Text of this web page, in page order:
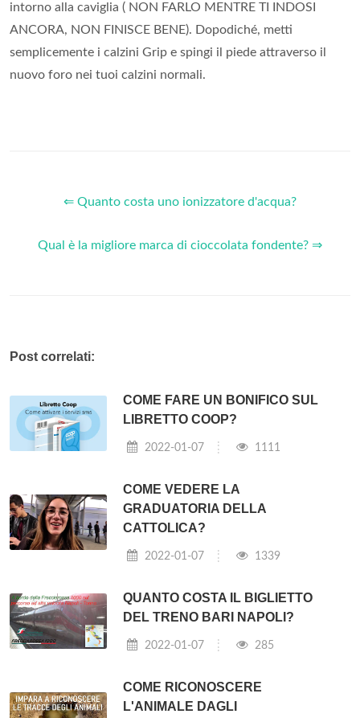
intorno alla caviglia ( NON FARLO MENTRE TI INDOSI
ANCORA, NON FINISCE BENE). Dopodiché, metti
semplicemente i calzini Grip e spingi il piede attraverso il
nuovo foro nei tuoi calzini normali.
⇐ Quanto costa uno ionizzatore d'acqua?
Qual è la migliore marca di cioccolata fondente? ⇒
Post correlati:
COME FARE UN BONIFICO SUL
LIBRETTO COOP?
2022-01-07 1111
COME VEDERE LA
GRADUATORIA DELLA
CATTOLICA?
2022-01-07 1339
QUANTO COSTA IL BIGLIETTO
DEL TRENO BARI NAPOLI?
2022-01-07 285
COME RICONOSCERE
L'ANIMALE DAGLI